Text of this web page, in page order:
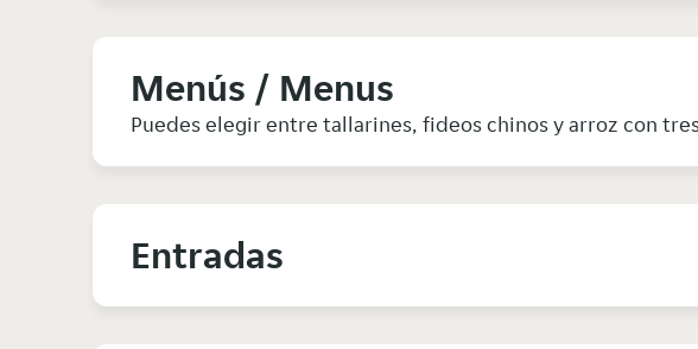
Menús / Menus
Puedes elegir entre tallarines, fideos chinos y arroz con
Entradas